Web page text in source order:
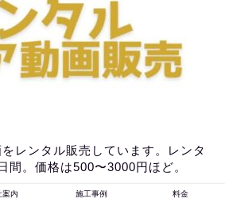
レンタル販売しています。レンタ
間。価格は500〜3000円ほど。
案内 施工事例 料金